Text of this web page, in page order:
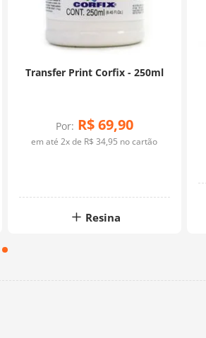
Transfer Print Corfix - 250ml
Por: R$69,90
em até2x de R$ 34,95 no cartão
Resina